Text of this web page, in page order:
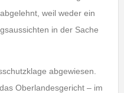
weil weder ein
in der Sache
abgewiesen.
Oberlandesgericht – im